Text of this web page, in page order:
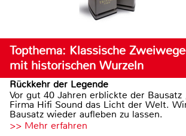
Topthema: Klassische
mit historischen Wurzeln
Rückkehr der Legende
Vor gut 40 Jahren erblickte der
Firma Hifi Sound das Licht der Welt.
Bausatz wieder aufleben zu lassen.
>> Mehr erfahren